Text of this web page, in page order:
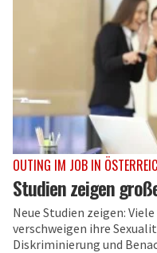
OUTING IM JOB IN
Studien zeigen
Neue Studien zeigen:
verschweigen ihre
Diskriminierung und